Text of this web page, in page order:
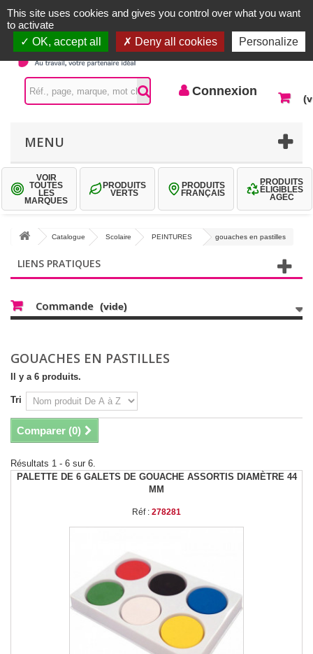
Contactez-nous
Connexion
MENU
VOIR
TOUTES
LES
MARQUES
PRODUITS
VERTS
PRODUITS
FRANÇAIS
PRODUITS
ÉLIGIBLES
AGEC
Catalogue Scolaire PEINTURES gouaches en pastilles
LIENS PRATIQUES
Commande (vide)
GOUACHES EN PASTILLES
Il y a 6 produits.
Tri
Comparer (0)
Résultats 1 - 6 sur 6.
PALETTE DE 6 GALETS DE GOUACHE ASSORTIS DIAMÈTRE 44
MM
Réf : 278281
This site uses cookies and gives you control over what you want
to activate
OK, accept all
Deny all cookies Personalize